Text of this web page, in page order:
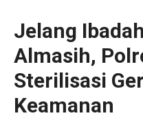
Jelang
Almasih,
Sterilisasi
Keamanan